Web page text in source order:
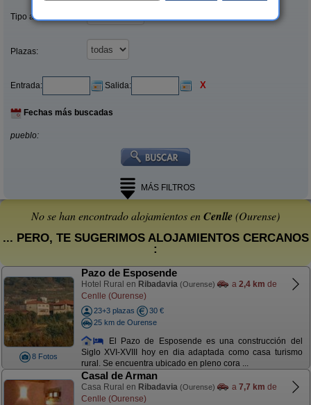
Tipo alquiler:
Plazas:
Entrada: Salida: X
Fechas más buscadas
pueblo:
MÁS FILTROS
No se han encontrado alojamientos enCenlle(Ourense)
... PERO, TE SUGERIMOS ALOJAMIENTOS CERCANOS
:
8 Fotos
Pazo de Esposende
Hotel Rural en Ribadavia (Ourense) a 2,4 km de
Cenlle (Ourense)
23+3 plazas
30 €
25 km de Ourense
El Pazo de Esposende es una construcción del
Siglo XVI-XVIII hoy en dia adaptada como casa turismo
rural. Se encuentra ubicado en pleno cora ...
Casal de Arman
Casa Rural en Ribadavia (Ourense) a 7,7 km de
Cenlle (Ourense)